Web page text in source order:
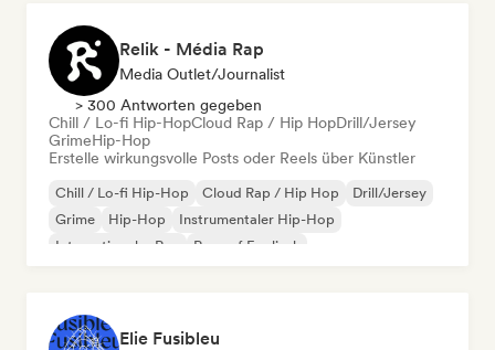
Relik - Média Rap
Media Outlet/Journalist
> 300 Antworten gegeben
Chill / Lo-fi Hip-HopCloud Rap / Hip HopDrill/Jersey
GrimeHip-Hop
Erstelle wirkungsvolle Posts oder Reels über Künstler
Chill / Lo-fi Hip-Hop Cloud Rap / Hip Hop
Drill/Jersey
Grime
Hip-Hop
Instrumentaler Hip-Hop
Internationaler Rap
Rap auf Englisch
Elie Fusibleu